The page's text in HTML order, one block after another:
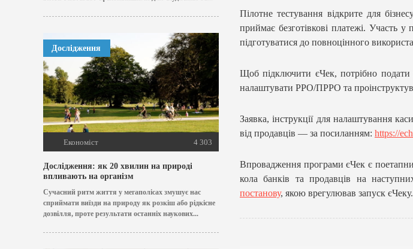
Дослідження
Економіст 4 303
Дослідження: як 20 хвилин на природі
впливають на організм
Сучасний ритм життя у мегаполісах змушує нас
сприймати виїзди на природу як розкіш або рідкісне
дозвілля, проте результати останніх наукових...
Пілотне тестування відкрите для
приймає безготівкові платежі. Участь у
підготуватися до повноцінного
Щоб підключити єЧек, потрібно
налаштувати РРО/ПРРО та
Заявка, інструкції для налаштування
від продавців — за посиланням: https://
Впровадження програми єЧек є
кола банків та продавців на
постанову, якою врегулював запуск єЧеку.